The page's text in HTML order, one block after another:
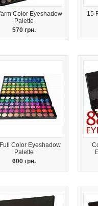
Color Eyeshadow
Palette
570 грн.
15
Color Eyeshadow
Palette
600 грн.